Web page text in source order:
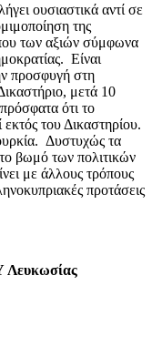
ουσιαστικά αντί σε
της
των αξιών σύμφωνα
Είναι
προσφυγή στη
μετά 10
ότι το
του Δικαστηρίου.
Δυστυχώς τα
βωμό των πολιτικών
με άλλους τρόπους
προτάσεις
Λευκωσίας